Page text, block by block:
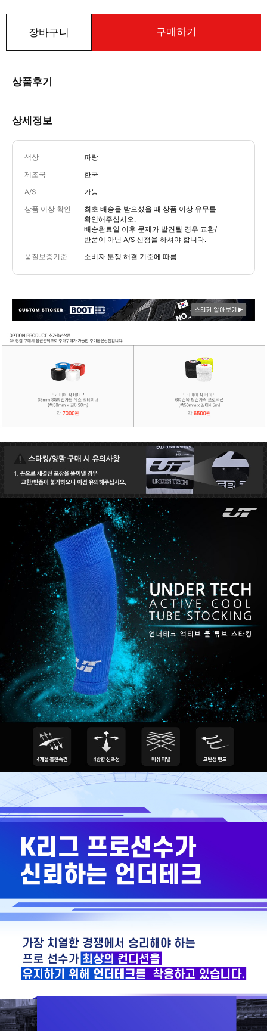
장바구니 구매하기
상품후기
상세정보
색상 파랑
제조국 한국
A/S 가능
상품 이상 확인
최초 배송을 받으셨을 때 상품 이상 유무를
확인해주십시오.
배송완료일 이후 문제가 발견될 경우 교환/
반품이 아닌 A/S 신청을 하셔야 합니다.
품질보증기준 소비자 분쟁 해결 기준에 따름